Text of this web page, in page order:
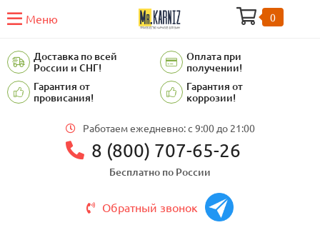
Меню 0
Доставка по всей
России и СНГ!
Оплата при
получении!
Гарантия от
провисания!
Гарантия от
коррозии!
Работаем ежедневно: c 9:00 до 21:00
8 (800) 707-65-26
Бесплатно по России
Обратный звонок